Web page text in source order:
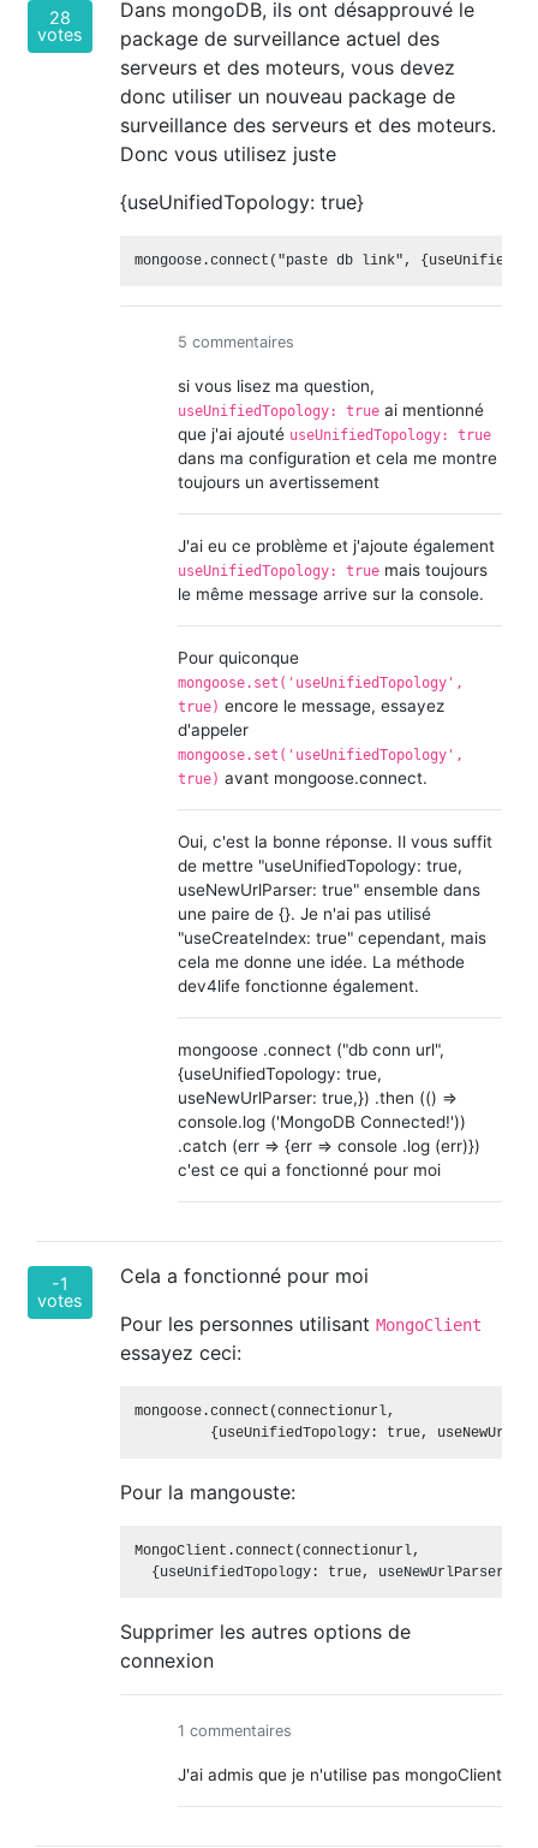
28
votes
Dans mongoDB, ils ont désapprouvé le
package de surveillance actuel des
serveurs et des moteurs, vous devez
donc utiliser un nouveau package de
surveillance des serveurs et des moteurs.
Donc vous utilisez juste
{useUnifiedTopology: true}
5 commentaires
si vous lisez ma question,
useUnifiedTopology: trueai mentionné
que j'ai ajouté useUnifiedTopology: true
dans ma configuration et cela me montre
toujours un avertissement
J'ai eu ce problème et j'ajoute également
useUnifiedTopology: truemais toujours
le même message arrive sur la console.
Pour quiconque
mongoose.set('useUnifiedTopology',
true) encore le message, essayez
d'appeler
mongoose.set('useUnifiedTopology',
true) avant mongoose.connect.
Oui, c'est la bonne réponse. Il vous suffit
de mettre "useUnifiedTopology: true,
useNewUrlParser: true" ensemble dans
une paire de {}. Je n'ai pas utilisé
"useCreateIndex: true" cependant, mais
cela me donne une idée. La méthode
dev4life fonctionne également.
mongoose .connect ("db conn url",
{useUnifiedTopology: true,
useNewUrlParser: true,}) .then (() =>
console.log ('MongoDB Connected!'))
.catch (err => {err => console .log (err)})
c'est ce qui a fonctionné pour moi
-1
votes
Cela a fonctionné pour moi
Pour les personnes utilisant MongoClient
essayez ceci:
mongoose.connect(connectionurl,
Pour la mangouste:
MongoClient.connect(connectionurl,
Supprimer les autres options de
connexion
1 commentaires
J'ai admis que je n'utilise pas mongoClient